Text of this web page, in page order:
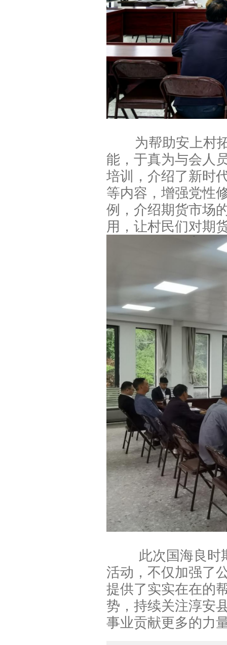
为帮助安上村拓
能，于真为与会人
培训，介绍了新时
等内容，增强党性
例，介绍期货市场
用，让村民们对期
此次国海良时期
活动，不仅加强了
提供了实实在在的
势，持续关注淳安
事业贡献更多的力